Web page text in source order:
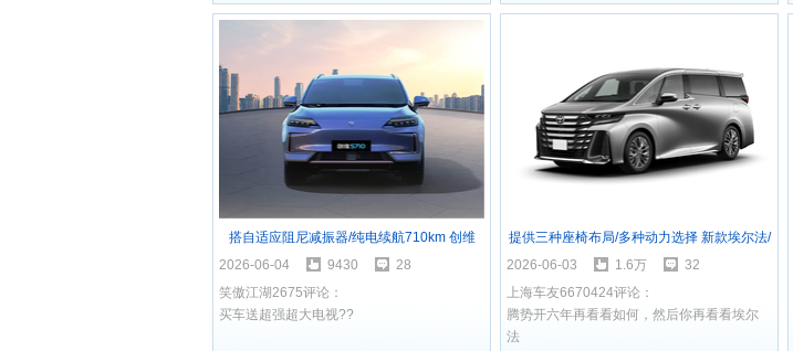
搭自适应阻尼减振器/纯电续航710km 创维
S710官图发布
2026-06-04 9430
28
笑傲江湖2675评论：
买车送超强超大电视??
提供三种座椅布局/多种动力选择 新款埃尔法/
威尔法官图发布
2026-06-03 1.6万
32
上海车友6670424评论：
腾势开六年再看看如何，然后你再看看埃尔
法